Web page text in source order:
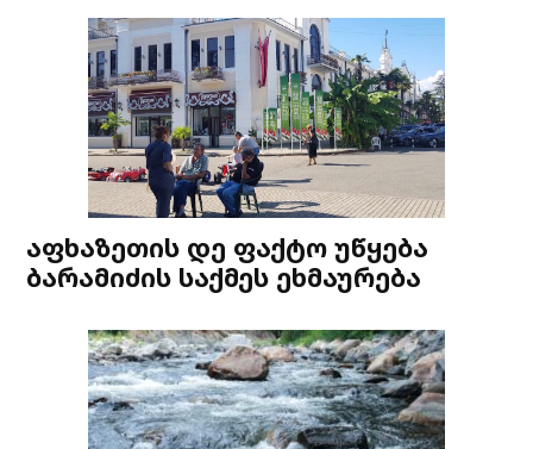
აფხაზეთის დე ფაქტო უწყება
ბარამიძის საქმეს ეხმაურება